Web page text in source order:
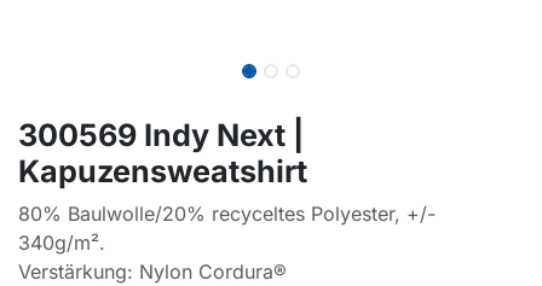
300569 Indy Next |
Kapuzensweatshirt
80% Baulwolle/20% recyceltes Polyester, +/-
340g/m².
Verstärkung: Nylon Cordura®